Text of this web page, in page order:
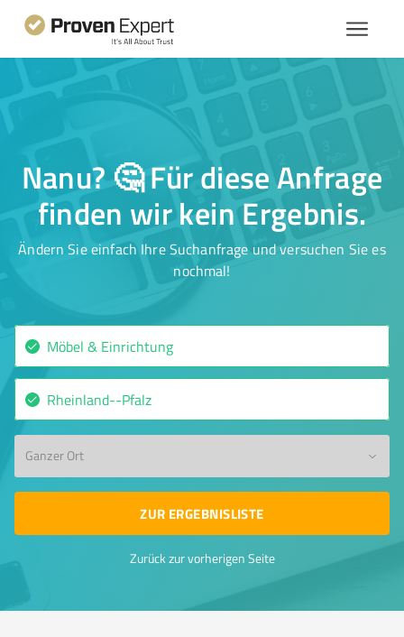
Nanu? 🤔 Für diese Anfrage
finden wir kein Ergebnis.
Ändern Sie einfach Ihre Suchanfrage und versuchen Sie es
nochmal!
Ganzer Ort
ZUR ERGEBNISLISTE
Zurück zur vorherigen Seite